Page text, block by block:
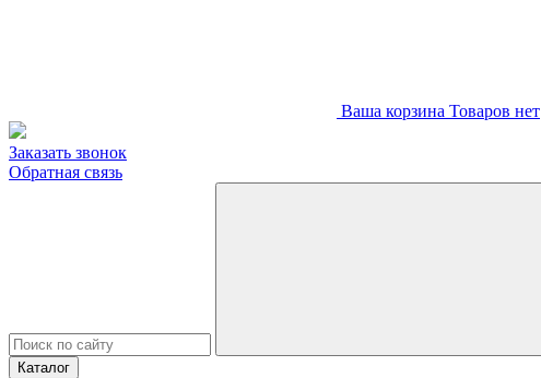
Ваша корзина Товаров нет
Заказать звонок
Обратная связь
Каталог